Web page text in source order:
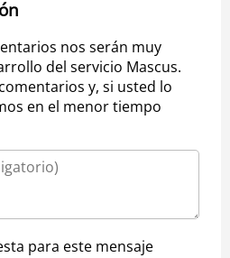
nos serán muy
del servicio Mascus.
y, si usted lo
en el menor tiempo
para este mensaje